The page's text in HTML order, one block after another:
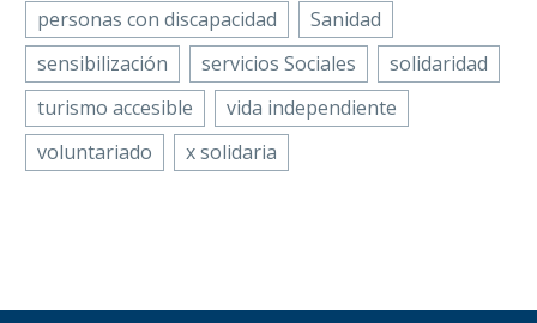
personas con discapacidad
Sanidad
sensibilización
servicios Sociales
solidaridad
turismo accesible
vida independiente
voluntariado
x solidaria